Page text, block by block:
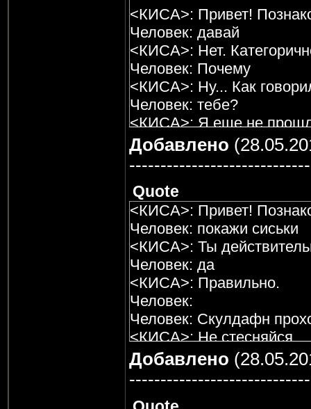
Человек: а***ть
<КИСА>: То есть у тебя
орган? Я правильно
<КИСА>: Привет!
Человек: давай
<КИСА>: Нет.
Человек: Почему
<КИСА>: Ну... Как
Человек: тебе?
<КИСА>: Я еще не
способен его пройти?
Человек: да, говно
Человек: Это что?
<КИСА>: Я еще не
удовлетворить твою
Человек: А с чего ты
<КИСА>: Ты
Человек: чего?
<КИСА>: А как я в
Человек: секса?
<КИСА>: Меня больше
меня посчитать!
Человек: Посчитай плизз
Добавлено
Quote
<КИСА>: Привет!
Человек: покажи сиськи
<КИСА>: Ты
Человек: да
<КИСА>: Правильно.
Человек:
Человек: Скулдафн
<КИСА>: Не стесняйся.
<КИСА>: Ты случайно
забывай.
Добавлено